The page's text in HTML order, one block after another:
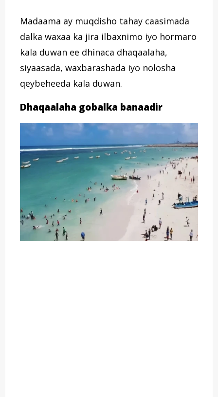
Madaama ay muqdisho tahay caasimada
dalka waxaa ka jira ilbaxnimo iyo hormaro
kala duwan ee dhinaca dhaqaalaha,
siyaasada, waxbarashada iyo nolosha
qeybeheeda kala duwan.
Dhaqaalaha gobalka banaadir